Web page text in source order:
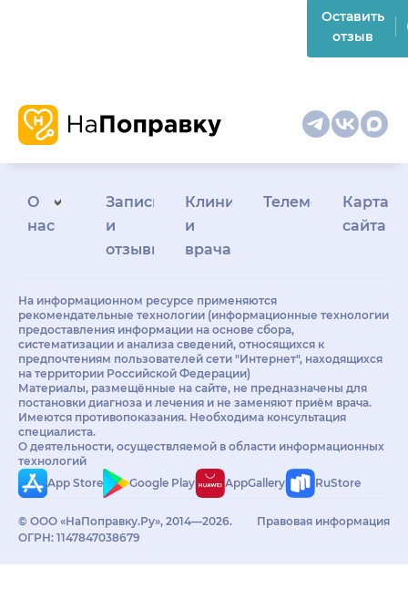
Оставить
отзыв
О
нас
Запись
и
отзывы
Клиникам
и
врачам
Телемедицина
Карта
сайта
На информационном ресурсе применяются
рекомендательные технологии (информационные технологии
предоставления информации на основе сбора,
систематизации и анализа сведений, относящихся к
предпочтениям пользователей сети "Интернет", находящихся
на территории Российской Федерации)
Материалы, размещённые на сайте, не предназначены для
постановки диагноза и лечения и не заменяют приём врача.
Имеются противопоказания. Необходима консультация
специалиста.
О деятельности, осуществляемой в области информационных
технологий
App Store
Google Play AppGallery RuStore
© ООО «НаПоправку.Ру», 2014—2026.
ОГРН: 1147847038679
Правовая информация